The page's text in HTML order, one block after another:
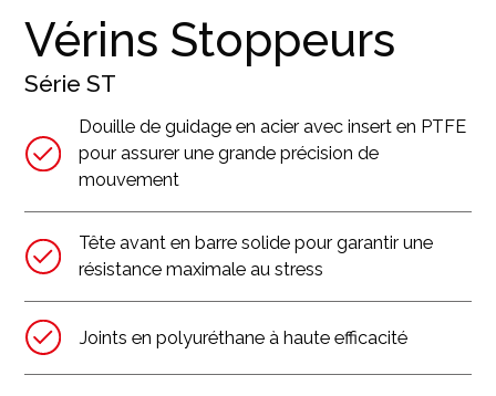
Vérins Stoppeurs
SérieST
Douille de guidage en acier avec insert en PTFE
pour assurer une grande précision de
mouvement
Tête avant en barre solide pour garantir une
résistance maximale au stress
Joints en polyuréthane à haute efficacité